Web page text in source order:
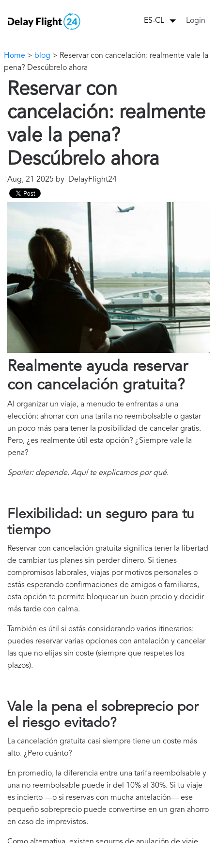
ES-CL Login
Home > blog > Reservar con cancelación: realmente vale la
pena? Descúbrelo ahora
Reservar con
cancelación: realmente
vale la pena?
Descúbrelo ahora
Aug, 21 2025 by DelayFlight24
Realmente ayuda reservar
con cancelación gratuita?
Al organizar un viaje, a menudo te enfrentas a una
elección: ahorrar con una tarifa no reembolsable o gastar
un poco más para tener la posibilidad de cancelar gratis.
Pero, ¿es realmente útil esta opción? ¿Siempre vale la
pena?
Spoiler: depende. Aquí te explicamos por qué.
Flexibilidad: un seguro para tu
tiempo
Reservar con cancelación gratuita significa tener la libertad
de cambiar tus planes sin perder dinero. Si tienes
compromisos laborales, viajas por motivos personales o
estás esperando confirmaciones de amigos o familiares,
esta opción te permite bloquear un buen precio y decidir
más tarde con calma.
También es útil si estás considerando varios itinerarios:
puedes reservar varias opciones con antelación y cancelar
las que no elijas sin coste (siempre que respetes los
plazos).
Vale la pena el sobreprecio por
el riesgo evitado?
La cancelación gratuita casi siempre tiene un coste más
alto. ¿Pero cuánto?
En promedio, la diferencia entre una tarifa reembolsable y
una no reembolsable puede ir del 10% al 30%. Si tu viaje
es incierto —o si reservas con mucha antelación— ese
pequeño sobreprecio puede convertirse en un gran ahorro
en caso de imprevistos.